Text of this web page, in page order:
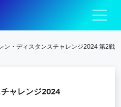
陸上競技部 –
ン・ディスタンスチャレンジ2024 第2戦
ャレンジ2024